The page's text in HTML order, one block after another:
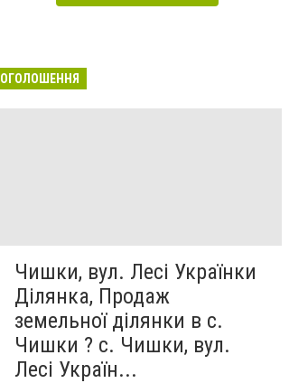
ОГОЛОШЕННЯ
Чишки, вул. Лесі Українки
Ділянка, Продаж
земельної ділянки в с.
Чишки ? с. Чишки, вул.
Лесі Україн...